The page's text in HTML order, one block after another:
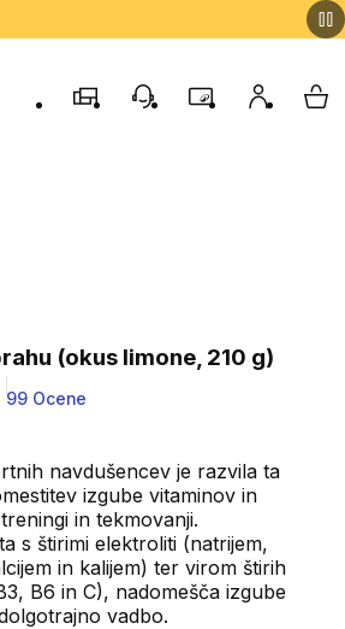
TrgovinePodporo strankam
ProgramMoj račun
(okus limone, 210 g)
from 99 ocene
99 Ocene
navdušencev je razvila ta
izgube vitaminov in
in tekmovanji.
s štirimi elektroliti (natrijem,
in kalijem) ter virom štirih
B6 in C), nadomešča izgube
vadbo.